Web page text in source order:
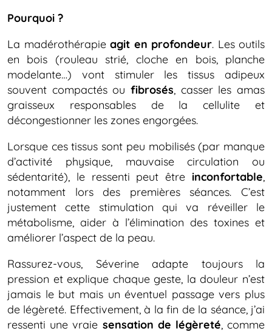
Pourquoi ?
La madérothérapie agit en profondeur. Les outils
en bois (rouleau strié, cloche en bois, planche
modelante…) vont stimuler les tissus adipeux
souvent compactés ou fibrosés, casser les amas
graisseux responsables de la cellulite et
décongestionner les zones engorgées.
Lorsque ces tissus sont peu mobilisés (par manque
d’activité physique, mauvaise circulation ou
sédentarité), le ressenti peut être inconfortable,
notamment lors des premières séances. C’est
justement cette stimulation qui va réveiller le
métabolisme, aider à l’élimination des toxines et
améliorer l’aspect de la peau.
Rassurez-vous, Séverine adapte toujours la
pression et explique chaque geste, la douleur n’est
jamais le but mais un éventuel passage vers plus
de légèreté. Effectivement, à la fin de la séance, j’ai
ressenti une vraie sensation de légèreté, comme